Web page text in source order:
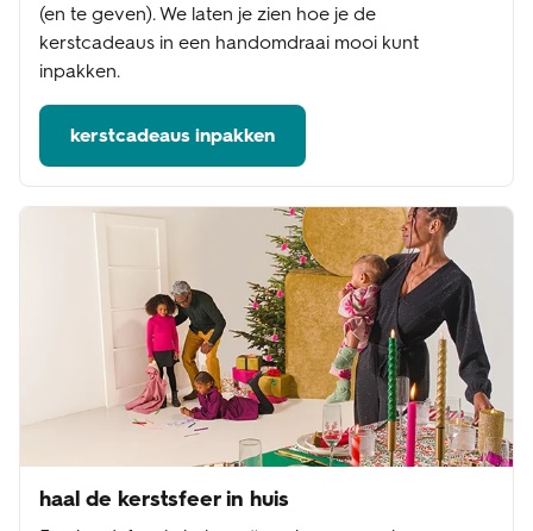
(en te geven). We laten je zien hoe je de
kerstcadeaus in een handomdraai mooi kunt
inpakken.
kerstcadeaus inpakken
haal de kerstsfeer in huis